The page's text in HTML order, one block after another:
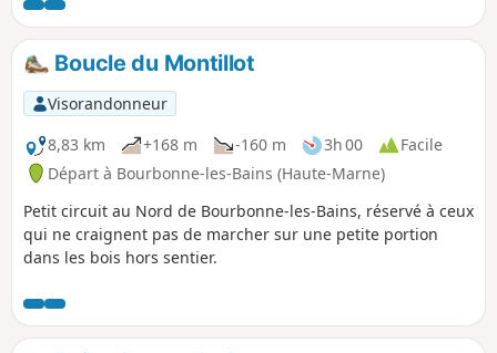
Boucle du Montillot
Visorandonneur
8,83 km
+168 m -160 m 3h 00
Facile
Départ à Bourbonne-les-Bains (Haute-Marne)
Petit circuit au Nord de Bourbonne-les-Bains, réservé à ceux
qui ne craignent pas de marcher sur une petite portion
dans les bois hors sentier.